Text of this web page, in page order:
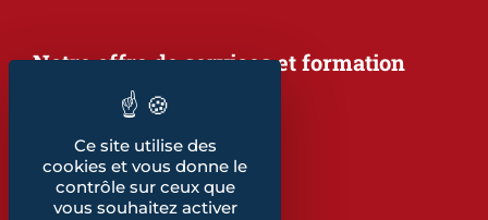
Notre offre de services et formation
Notre offre de formation
Notre dépliant formation
Les indicateurs
Nos publications
Ce site utilise des
cookies et vous donne le
contrôle sur ceux que
vous souhaitez activer